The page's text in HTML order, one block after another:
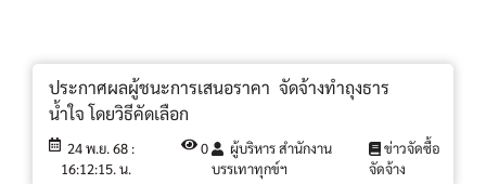
ประกาศผลผู้ชนะการเสนอราคา จัดจ้างทำถุงธาร
น้ำใจ โดยวิธีคัดเลือก
24 พ.ย. 68 :
16:12:15. น.
0
ผู้บริหาร สำนักงาน
บรรเทาทุกข์ฯ
ข่าวจัดซื้อ
จัดจ้าง